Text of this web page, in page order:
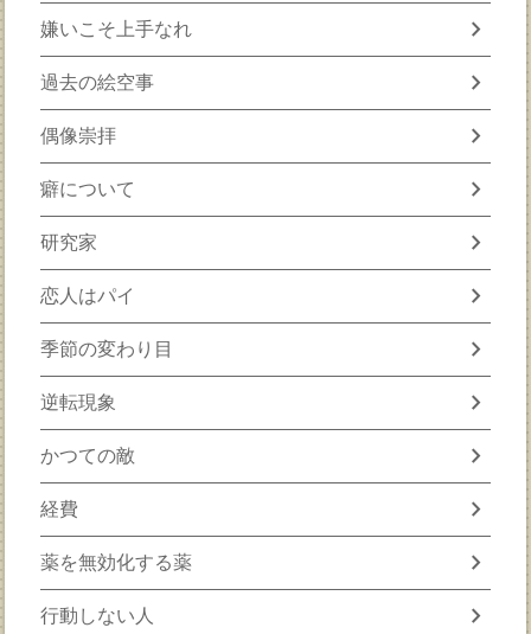
嫌いこそ上手なれ chevron_right
過去の絵空事 chevron_right
偶像崇拝 chevron_right
癖について chevron_right
研究家 chevron_right
恋人はパイ chevron_right
季節の変わり目 chevron_right
逆転現象 chevron_right
かつての敵 chevron_right
経費 chevron_right
薬を無効化する薬 chevron_right
行動しない人 chevron_right